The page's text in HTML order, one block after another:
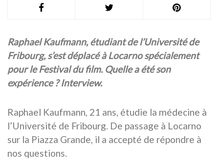
Raphael Kaufmann, étudiant de l’Université de
Fribourg, s’est déplacé à Locarno spécialement
pour le Festival du film. Quelle a été son
expérience ? Interview.
Raphael Kaufmann, 21 ans, étudie la médecine à
l’Université de Fribourg. De passage à Locarno
sur la Piazza Grande, il a accepté de répondre à
nos questions.